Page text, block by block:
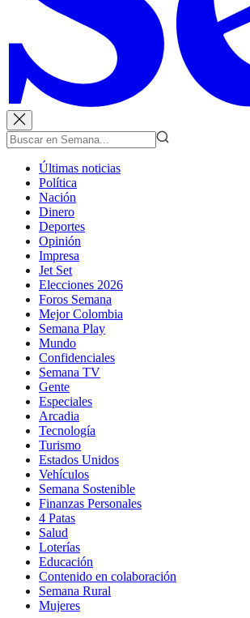
Últimas noticias
Política
Nación
Dinero
Deportes
Opinión
Impresa
Jet Set
Elecciones 2026
Foros Semana
Mejor Colombia
Semana Play
Mundo
Confidenciales
Semana TV
Gente
Especiales
Arcadia
Tecnología
Turismo
Estados Unidos
Vehículos
Semana Sostenible
Finanzas Personales
4 Patas
Salud
Loterías
Educación
Contenido en colaboración
Semana Rural
Mujeres